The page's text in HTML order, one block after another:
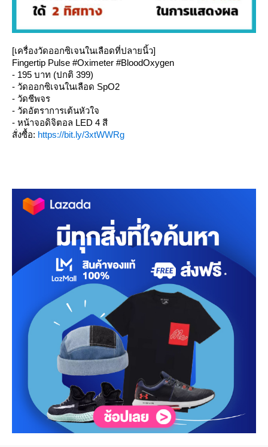
[เครื่องวัดออกซิเจนในเลือดที่ปลายนิ้ว]
Fingertip Pulse #Oximeter #BloodOxygen
- 195 บาท (ปกติ 399)
- วัดออกซิเจนในเลือด SpO2
- วัดชีพจร
- วัดอัตราการเต้นหัวใจ
- หน้าจอดิจิตอล LED 4 สี
สั่งซื้อ: https://bit.ly/3xtWWRg